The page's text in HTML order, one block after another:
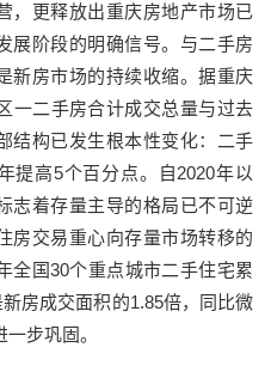
，更释放出重庆房地产市场已
展阶段的明确信号。与二手房
新房市场的持续收缩。据重庆
一二手房合计成交总量与过去
结构已发生根本性变化：二手
提高5个百分点。自2020年以
志着存量主导的格局已不可逆
房交易重心向存量市场转移的
全国30个重点城市二手住宅累
房成交面积的1.85倍，同比微
步巩固。